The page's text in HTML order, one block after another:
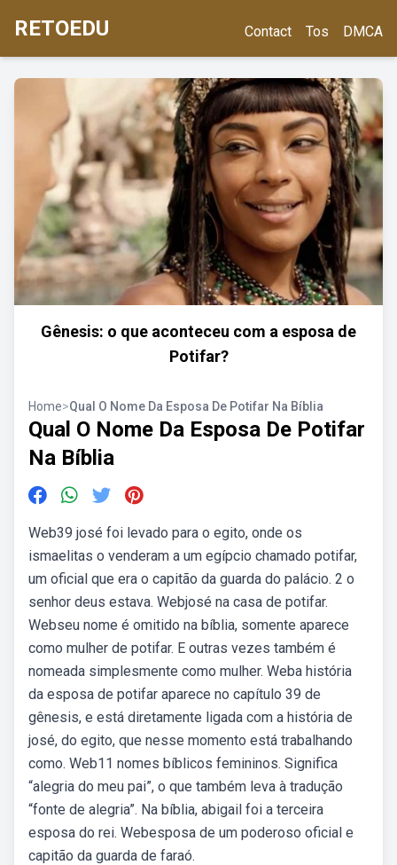
RETOEDU Contact Tos DMCA
Gênesis: o que aconteceu com a esposa de
Potifar?
Home>Qual O Nome Da Esposa De Potifar Na Bíblia
Qual O Nome Da Esposa De Potifar
Na Bíblia
Web39 josé foi levado para o egito, onde os
ismaelitas o venderam a um egípcio chamado potifar,
um oficial que era o capitão da guarda do palácio. 2 o
senhor deus estava. Webjosé na casa de potifar.
Webseu nome é omitido na bíblia, somente aparece
como mulher de potifar. E outras vezes também é
nomeada simplesmente como mulher. Weba história
da esposa de potifar aparece no capítulo 39 de
gênesis, e está diretamente ligada com a história de
josé, do egito, que nesse momento está trabalhando
como. Web11 nomes bíblicos femininos. Significa
“alegria do meu pai”, o que também leva à tradução
“fonte de alegria”. Na bíblia, abigail foi a terceira
esposa do rei. Webesposa de um poderoso oficial e
capitão da guarda de faraó.